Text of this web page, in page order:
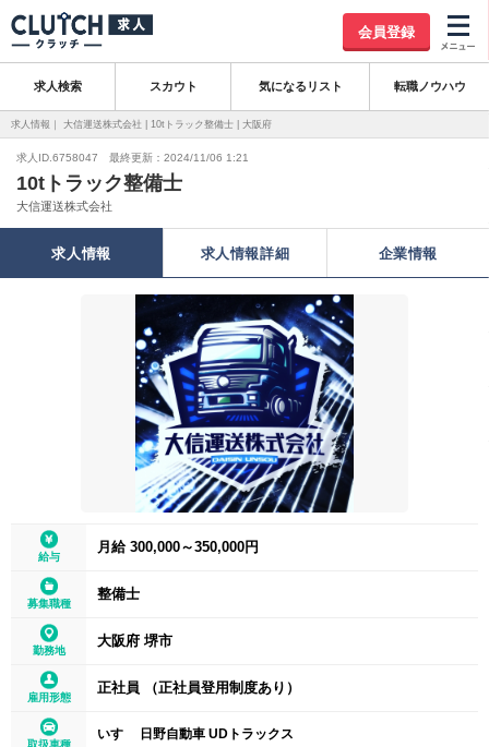
会員登録
求人検索 スカウト 気になるリスト 転職ノウハウ
求人情報｜ 大信運送株式会社 | 10tトラック整備士 | 大阪府
求人ID.6758047 最終更新：2024/11/06 1:21
10tトラック整備士
大信運送株式会社
求人情報 求人情報詳細 企業情報
給与
月給 300,000～350,000円
募集職種
整備士
勤務地
大阪府 堺市
雇用形態
正社員 （正社員登用制度あり）
取扱車種
いすゞ 日野自動車 UDトラックス